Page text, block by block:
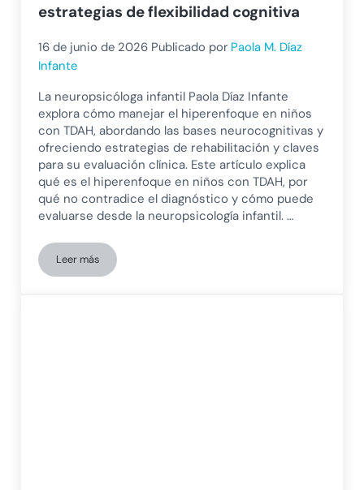
estrategias de flexibilidad cognitiva
16 de junio de 2026 Publicado por Paola M. Díaz
Infante
La neuropsicóloga infantil Paola Díaz Infante
explora cómo manejar el hiperenfoque en niños
con TDAH, abordando las bases neurocognitivas y
ofreciendo estrategias de rehabilitación y claves
para su evaluación clínica. Este artículo explica
qué es el hiperenfoque en niños con TDAH, por
qué no contradice el diagnóstico y cómo puede
evaluarse desde la neuropsicología infantil. …
Leer másHiperenfoque en niños con TDAH: Evaluación